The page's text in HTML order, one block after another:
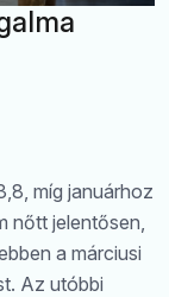
míg januárhoz
nőtt jelentősen,
a márciusi
Az utóbbi